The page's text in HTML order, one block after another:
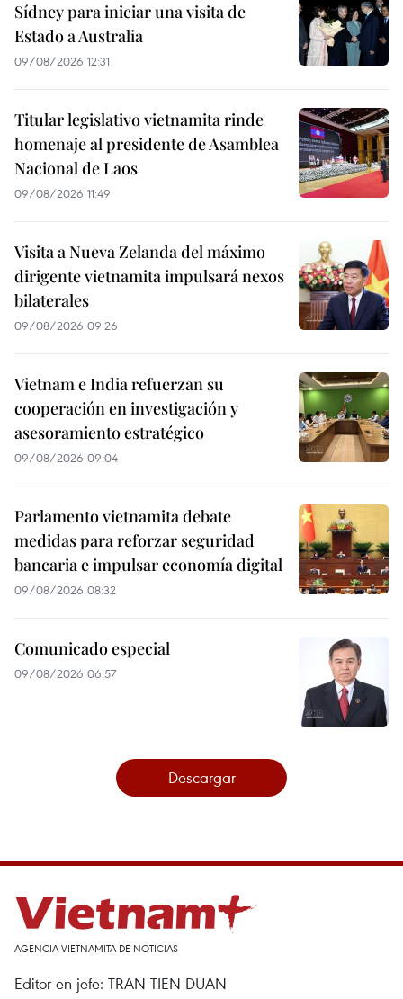
Sídney para iniciar una visita de
Estado a Australia
09/08/2026 12:31
Titular legislativo vietnamita rinde
homenaje al presidente de Asamblea
Nacional de Laos
09/08/2026 11:49
Visita a Nueva Zelanda del máximo
dirigente vietnamita impulsará nexos
bilaterales
09/08/2026 09:26
Vietnam e India refuerzan su
cooperación en investigación y
asesoramiento estratégico
09/08/2026 09:04
Parlamento vietnamita debate
medidas para reforzar seguridad
bancaria e impulsar economía digital
09/08/2026 08:32
Comunicado especial
09/08/2026 06:57
Descargar
AGENCIA VIETNAMITA DE NOTICIAS
Editor en jefe: TRAN TIEN DUAN